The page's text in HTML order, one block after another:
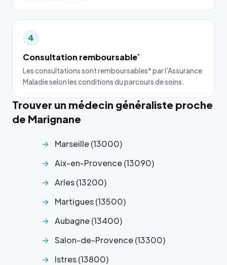
4
Consultation remboursable*
Les consultations sont remboursables* par l'Assurance
Maladie selon les conditions du parcours de soins.
Trouver un médecin généraliste proche
de Marignane
Marseille (13000)
Aix-en-Provence (13090)
Arles (13200)
Martigues (13500)
Aubagne (13400)
Salon-de-Provence (13300)
Istres (13800)